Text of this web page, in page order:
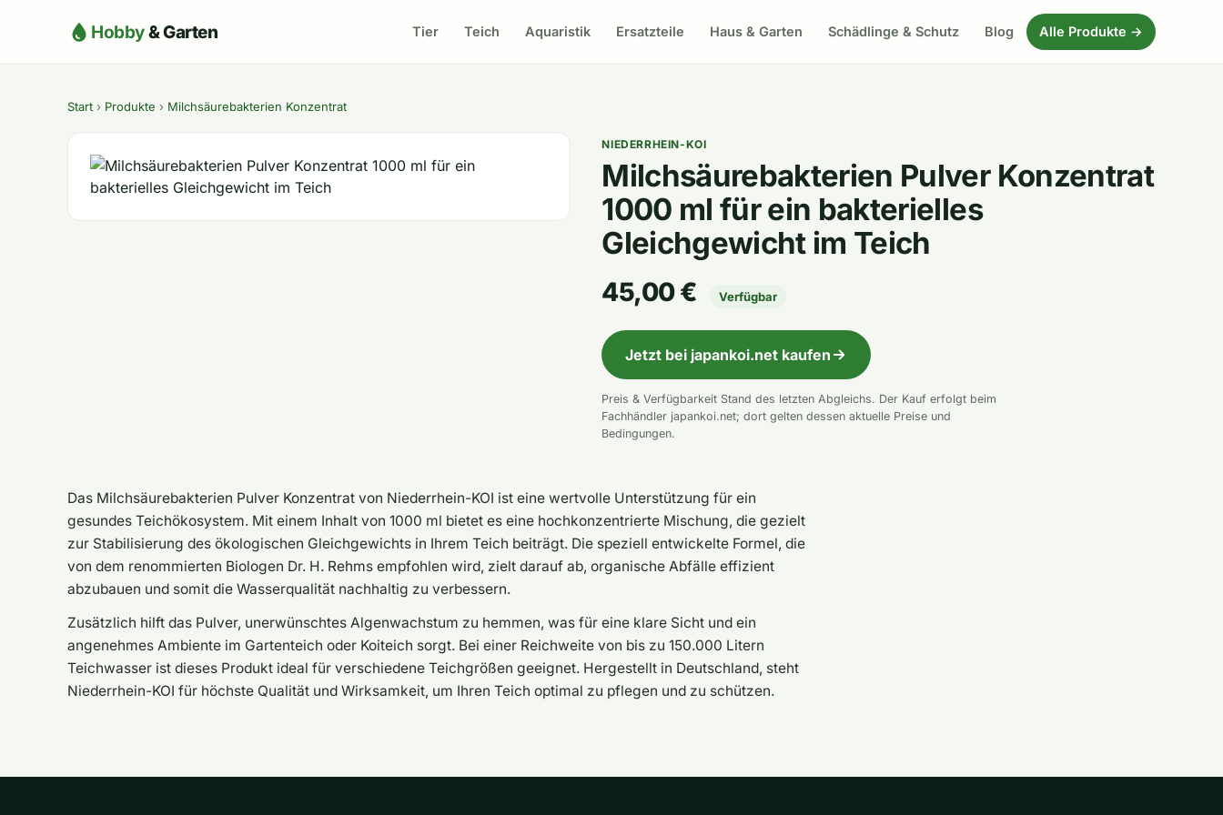
Hobby& Garten Tier Teich Aquaristik Ersatzteile Haus & Garten Schädlinge & Schutz Blog Alle Produkte →
Start › Produkte › Milchsäurebakterien Konzentrat
NIEDERRHEIN-KOI
Milchsäurebakterien Pulver Konzentrat
1000 ml für ein bakterielles
Gleichgewicht im Teich
45,00 € Verfügbar
Jetzt bei japankoi.net kaufen
Preis & Verfügbarkeit Stand des letzten Abgleichs. Der Kauf erfolgt beim
Fachhändler japankoi.net; dort gelten dessen aktuelle Preise und
Bedingungen.
Das Milchsäurebakterien Pulver Konzentrat von Niederrhein-KOI ist eine wertvolle Unterstützung für ein
gesundes Teichökosystem. Mit einem Inhalt von 1000 ml bietet es eine hochkonzentrierte Mischung, die gezielt
zur Stabilisierung des ökologischen Gleichgewichts in Ihrem Teich beiträgt. Die speziell entwickelte Formel, die
von dem renommierten Biologen Dr. H. Rehms empfohlen wird, zielt darauf ab, organische Abfälle effizient
abzubauen und somit die Wasserqualität nachhaltig zu verbessern.
Zusätzlich hilft das Pulver, unerwünschtes Algenwachstum zu hemmen, was für eine klare Sicht und ein
angenehmes Ambiente im Gartenteich oder Koiteich sorgt. Bei einer Reichweite von bis zu 150.000 Litern
Teichwasser ist dieses Produkt ideal für verschiedene Teichgrößen geeignet. Hergestellt in Deutschland, steht
Niederrhein-KOI für höchste Qualität und Wirksamkeit, um Ihren Teich optimal zu pflegen und zu schützen.